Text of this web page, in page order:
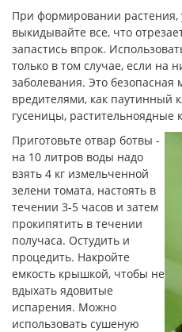
При формировании растения,
выкидывайте все, что
запастись впрок.
только в том случае, если на
заболевания. Это
вредителями, как паутинный
гусеницы, растительноядные
Приготовьте отвар ботвы -
на 10 литров воды надо
взять 4 кг измельченной
зелени томата, настоять в
течении 3-5 часов и затем
прокипятить в течении
получаса. Остудить и
процедить. Накройте
емкость крышкой, чтобы не
вдыхать ядовитые
испарения. Можно
использовать сушеную